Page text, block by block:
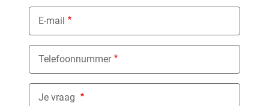
E-mail
Telefoonnummer
Je vraag